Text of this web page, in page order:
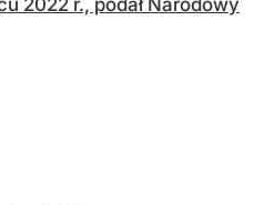
2022 r., podał Narodowy